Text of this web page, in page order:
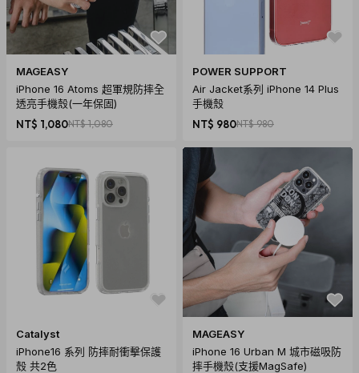
MAGEASY
iPhone 16 Atoms 超軍規防摔全
透亮手機殼(一年保固)
NT$ 1,080NT$ 1,080
POWER SUPPORT
Air Jacket系列 iPhone 14 Plus
手機殼
NT$ 980NT$ 980
Catalyst
iPhone16 系列 防摔耐衝擊保護
殼 共2色
MAGEASY
iPhone 16 Urban M 城市磁吸防
摔手機殼(支援MagSafe)